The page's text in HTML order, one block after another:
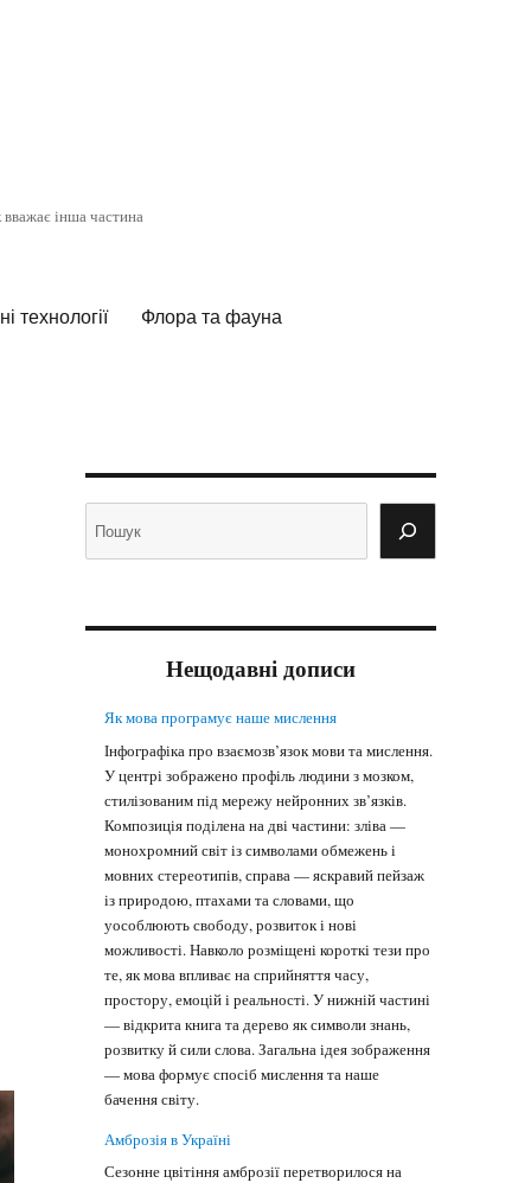
вважає інша частина
технології Флора та фауна
Нещодавні дописи
Як мова програмує наше мислення
Інфографіка про взаємозв’язок мови та мислення.
У центрі зображено профіль людини з мозком,
стилізованим під мережу нейронних зв’язків.
Композиція поділена на дві частини: зліва —
монохромний світ із символами обмежень і
мовних стереотипів, справа — яскравий пейзаж
із природою, птахами та словами, що
уособлюють свободу, розвиток і нові
можливості. Навколо розміщені короткі тези про
те, як мова впливає на сприйняття часу,
простору, емоцій і реальності. У нижній частині
— відкрита книга та дерево як символи знань,
розвитку й сили слова. Загальна ідея зображення
— мова формує спосіб мислення та наше
бачення світу.
Амброзія в Україні
Сезонне цвітіння амброзії перетворилося на